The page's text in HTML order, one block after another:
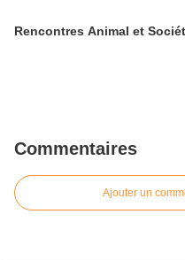
Rencontres Animal et
Commentaires
Ajouter un